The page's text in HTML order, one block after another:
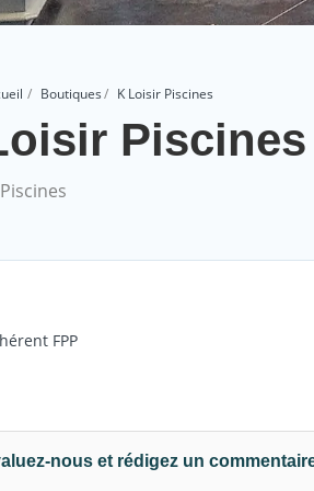
Boutiques K Loisir Piscines
Piscines
FPP
nous et rédigez un